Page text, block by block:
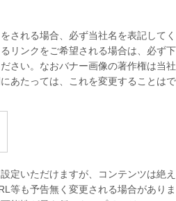
される場合、必ず当社名を表記してく
リンクをご希望される場合は、必ず下
さい。なおバナー画像の著作権は当社
あたっては、これを変更することはで
定いただけますが、コンテンツは絶え
等も予告無く変更される場合がありま